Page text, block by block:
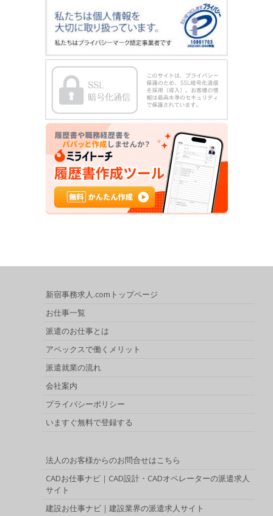
新宿事務求人.comトップページ
お仕事一覧
派遣のお仕事とは
アペックスで働くメリット
派遣就業の流れ
会社案内
プライバシーポリシー
いますぐ無料で登録する
法人のお客様からのお問合せはこちら
CADお仕事ナビ｜CAD設計・CADオペレーターの派遣求人
サイト
建設お仕事ナビ｜建設業界の派遣求人サイト